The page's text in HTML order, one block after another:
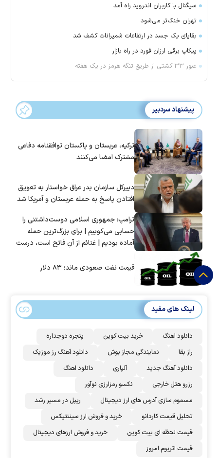
سیگنال با کاربران اندروید راه آمد
تهران خنک‌تر می‌شود
بقایای یک جسد در ارتفاعات شمیرانات کشف شد
پیکاپ برقی ارزان فورد در راه بازار
عبور ۳۳ کشتی از طریق تنگه هرمز در یک هفته
پیشنهاد سردبیر
ترکیه، عربستان و پاکستان توافقنامه دفاعی
مشترک امضا می‌کنند
دبیرکل سازمان بدر عراق خواستار به تعویق
افتادن پاسخ به حمله عربستان و آمریکا شد
ترامپ: جمهوری اسلامی دوست‌داشتنی را
حسابی می‌کوبیم | برای بزرگ‌ترین حمله
آماده بودیم | غنائم از آنِ فاتح است، درست
قیمت نفت صعودی ماند؛ ۸۳ دلار
لینک های مفید
دانلود اهنگ خرید بیت کوین
پنجره دوجداره
راز بقا
نمایندگی مجاز بوش
دانلود آهنگ رز‌ موزیک
دانلود آهنگ جدید
آلپاری
دانلود اهنگ
رزرو هتل خارجی
نکسو رمزارزی نوآور
مسموم سازی آدرس های ارز دیجیتال
ریپل در مسیر رشد
تحلیل قیمت کاردانو
خرید و فروش ارز سینتتیکس
قیمت لحظه ای بیت کوین
خرید و فروش ارزهای دیجیتال
قیمت اتریوم امروز